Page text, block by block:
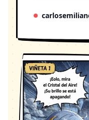
avaricia, el
en este mundo
tiempo, empieza
transformación.
es un instinto de